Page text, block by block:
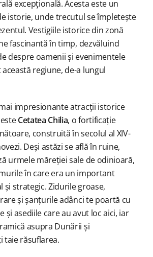
excepțională. Acesta este un
istorie, unde trecutul se împletește
Vestigiile istorice din zonă
fascinantă în timp, dezvăluind
despre oamenii și evenimentele
regiune, de-a lungul
impresionante atracții istorice
Cetatea Chilia, o fortificație
construită în secolul al XIV-
Deși astăzi se află în ruine,
urmele măreției sale de odinioară,
în care era un important
și strategic. Zidurile groase,
și șanțurile adânci te poartă cu
și asediile care au avut loc aici, iar
asupra Dunării și
răsuflarea.